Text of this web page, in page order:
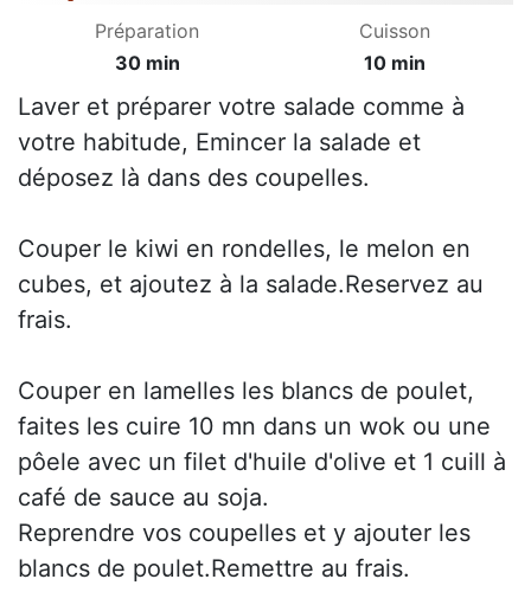
Préparation
30 min
Cuisson
10 min
Laver et préparer votre salade comme à
votre habitude, Emincer la salade et
déposez là dans des coupelles.
Couper le kiwi en rondelles, le melon en
cubes, et ajoutez à la salade.Reservez au
frais.
Couper en lamelles les blancs de poulet,
faites les cuire 10 mn dans un wok ou une
pôele avec un filet d'huile d'olive et 1 cuill à
café de sauce au soja.
Reprendre vos coupelles et y ajouter les
blancs de poulet.Remettre au frais.